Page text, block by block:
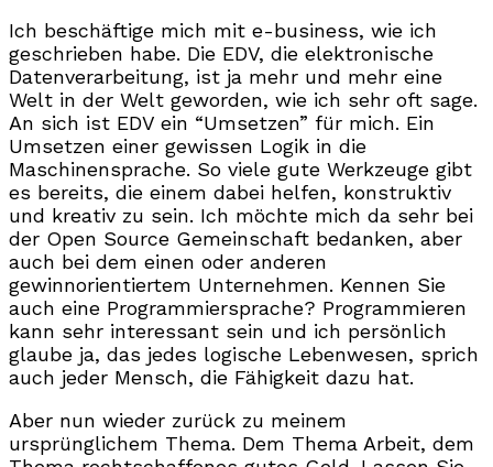
Ich beschäftige mich mit e-business, wie ich
geschrieben habe. Die EDV, die elektronische
Datenverarbeitung, ist ja mehr und mehr eine
Welt in der Welt geworden, wie ich sehr oft sage.
An sich ist EDV ein “Umsetzen” für mich. Ein
Umsetzen einer gewissen Logik in die
Maschinensprache. So viele gute Werkzeuge gibt
es bereits, die einem dabei helfen, konstruktiv
und kreativ zu sein. Ich möchte mich da sehr bei
der Open Source Gemeinschaft bedanken, aber
auch bei dem einen oder anderen
gewinnorientiertem Unternehmen. Kennen Sie
auch eine Programmiersprache? Programmieren
kann sehr interessant sein und ich persönlich
glaube ja, das jedes logische Lebenwesen, sprich
auch jeder Mensch, die Fähigkeit dazu hat.
Aber nun wieder zurück zu meinem
ursprünglichem Thema. Dem Thema Arbeit, dem